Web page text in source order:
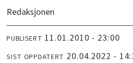
Redaksjonen
PUBLISERT 11.01.2010 - 23:00
SIST OPPDATERT 20.04.2022 -